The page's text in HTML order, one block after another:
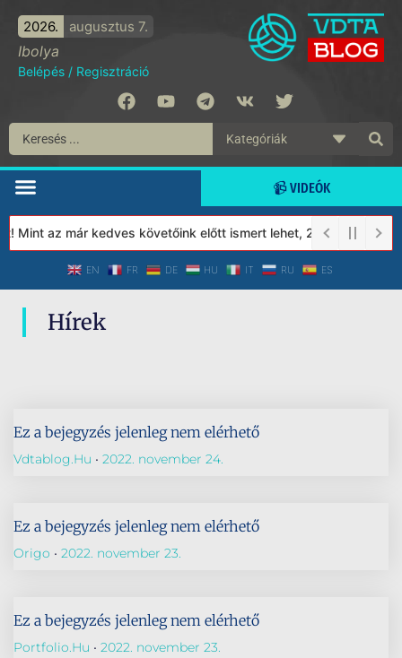
2026. augusztus 7.
Ibolya
Belépés / Regisztráció
📹 VIDEÓK
Mint az már kedves követőink előtt ismert lehet, 2023-tól a
EN FR DE HU IT RU ES
Hírek
Ez a bejegyzés jelenleg nem elérhető
Vdtablog.hu 2022. november 24.
Ez a bejegyzés jelenleg nem elérhető
Origo 2022. november 23.
Ez a bejegyzés jelenleg nem elérhető
Portfolio.hu 2022. november 23.